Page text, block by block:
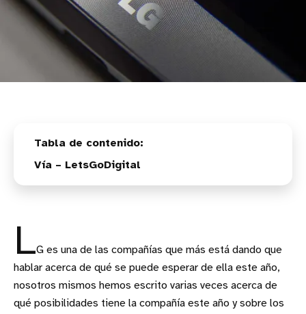
Vía – LetsGoDigital
LG es una de las compañías que más está dando que
hablar acerca de qué se puede esperar de ella este año,
nosotros mismos hemos escrito varias veces acerca de
qué posibilidades tiene la compañía este año y sobre los